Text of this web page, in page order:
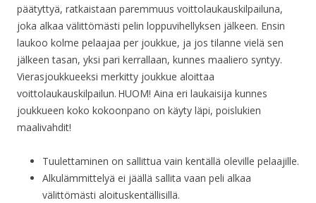
päätyttyä, ratkaistaan paremmuus voittolaukauskilpailuna,
joka alkaa välittömästi pelin loppuvihellyksen jälkeen. Ensin
laukoo kolme pelaajaa per joukkue, ja jos tilanne vielä sen
jälkeen tasan, yksi pari kerrallaan, kunnes maaliero syntyy.
Vierasjoukkueeksi merkitty joukkue aloittaa
voittolaukauskilpailun. HUOM! Aina eri laukaisija kunnes
joukkueen koko kokoonpano on käyty läpi, poislukien
maalivahdit!
Tuulettaminen on sallittua vain kentällä oleville pelaajille.
Alkulämmittelyä ei jäällä sallita vaan peli alkaa
välittömästi aloituskentällisillä.